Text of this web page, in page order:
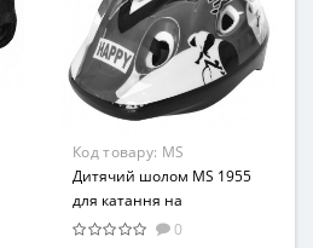
Возраст
От 3-х лет
Материал
Комбинированный
Код товару: MS
1955(Blue-White)
Дитячий шолом MS 1955
для катання на
велосипеді (синьо-білий)
0